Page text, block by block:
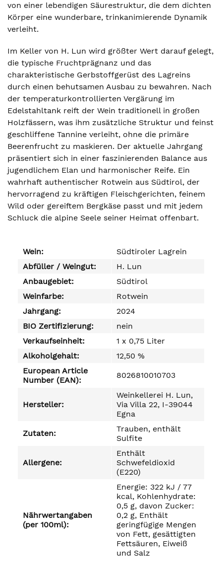
von einer lebendigen Säurestruktur, die dem dichten
Körper eine wunderbare, trinkanimierende Dynamik
verleiht.
Im Keller von H. Lun wird größter Wert darauf gelegt,
die typische Fruchtprägnanz und das
charakteristische Gerbstoffgerüst des Lagreins
durch einen behutsamen Ausbau zu bewahren. Nach
der temperaturkontrollierten Vergärung im
Edelstahltank reift der Wein traditionell in großen
Holzfässern, was ihm zusätzliche Struktur und feinst
geschliffene Tannine verleiht, ohne die primäre
Beerenfrucht zu maskieren. Der aktuelle Jahrgang
präsentiert sich in einer faszinierenden Balance aus
jugendlichem Elan und harmonischer Reife. Ein
wahrhaft authentischer Rotwein aus Südtirol, der
hervorragend zu kräftigen Fleischgerichten, feinem
Wild oder gereiftem Bergkäse passt und mit jedem
Schluck die alpine Seele seiner Heimat offenbart.
Wein:
Südtiroler Lagrein
Abfüller / Weingut:
H. Lun
Anbaugebiet:
Südtirol
Weinfarbe:
Rotwein
Jahrgang:
2024
BIO Zertifizierung:
nein
Verkaufseinheit:
1 x 0,75 Liter
Alkoholgehalt:
12,50 %
European Article
Number (EAN):
8026810010703
Hersteller:
Weinkellerei H. Lun,
Via Villa 22, I-39044
Egna
Zutaten:
Trauben, enthält
Sulfite
Allergene:
Enthält
Schwefeldioxid
(E220)
Nährwertangaben
(per 100ml):
Energie: 322 kJ / 77
kcal, Kohlenhydrate:
0,5 g, davon Zucker:
0,2 g, Enthält
geringfügige Mengen
von Fett, gesättigten
Fettsäuren, Eiweiß
und Salz